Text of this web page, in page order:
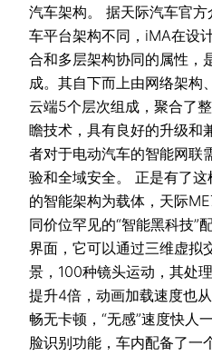
汽车架构。 据天际汽车官
车平台架构不同，iMA在设
合和多层架构协同的属性，
成。其自下而上由网络架构
云端5个层次组成，聚合了
瞻技术，具有良好的升级和
者对于电动汽车的智能网联
验和全域安全。 正是有了
的智能架构为载体，天际
同价位罕见的“智能黑科技
界面，它可以通过三维虚拟
景，100种镜头运动，其处
提升4倍，动画加载速度也
畅无卡顿，“无感”速度快人
脸识别功能，车内配备了一